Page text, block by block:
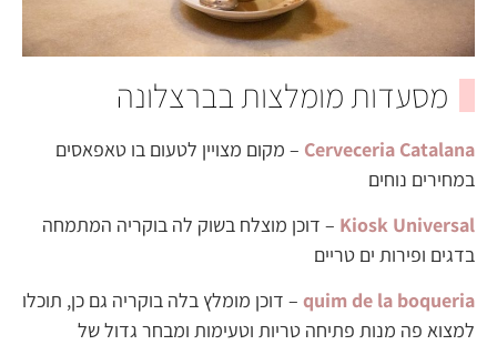
מסעדות מומלצות בברצלונה
Cerveceria Catalana – מקום מצויין לטעום בו טאפאסים
במחירים נוחים
Kiosk Universal – דוכן מוצלח בשוק לה בוקריה המתמחה
בדגים ופירות ים טריים
quim de la boqueria – דוכן מומלץ בלה בוקריה גם כן, תוכלו
למצוא פה מנות פתיחה טריות וטעימות ומבחר גדול של